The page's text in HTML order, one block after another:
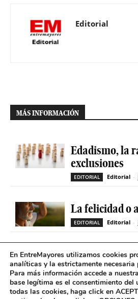
Editorial
MÁS INFORMACIÓN
Edadismo, la
exclusiones
EDITORIAL Editorial -
La felicidad o
EDITORIAL Editorial -
Las familias
de la Comisión
del
En EntreMayores utilizamos cookies
analíticas y la estrictamente necesaria
Para más información accede a
base legítima es el consentimiento del
todas las cookies, haga click en